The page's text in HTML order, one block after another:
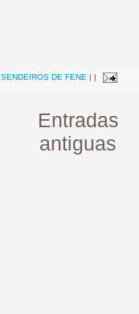
SENDEIROS DE FENE | |
Entradas
antiguas